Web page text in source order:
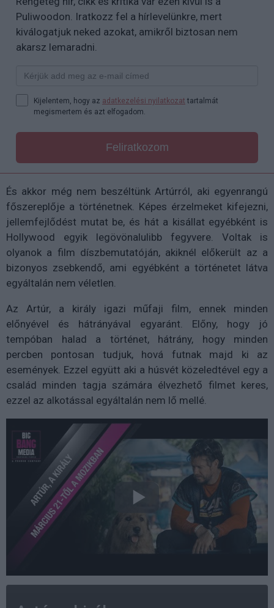
Puliwoodon. Iratkozz fel a hírlevelünkre, mert
kiválogatjuk neked azokat, amikről biztosan nem
akarsz lemaradni.
Kijelentem, hogy az adatkezelési nyilatkozat tartalmát
megismertem és azt elfogadom.
Feliratkozom
És akkor még nem beszéltünk Artúrról, aki egyenrangú
főszereplője a történetnek. Képes érzelmeket kifejezni,
jellemfejlődést mutat be, és hát a kisállat egyébként is
Hollywood egyik legövönalulibb fegyvere. Voltak is
olyanok a film díszbemutatóján, akiknél előkerült az a
bizonyos zsebkendő, ami egyébként a történetet látva
egyáltalán nem véletlen.
Az Artúr, a király igazi műfaji film, ennek minden
előnyével és hátrányával egyaránt. Előny, hogy jó
tempóban halad a történet, hátrány, hogy minden
percben pontosan tudjuk, hová futnak majd ki az
események. Ezzel együtt aki a húsvét közeledtével egy a
család minden tagja számára élvezhető filmet keres,
ezzel az alkotással egyáltalán nem lő mellé.